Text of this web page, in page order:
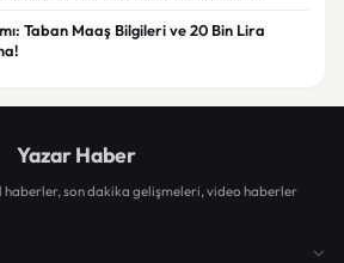
Taban Maaş Bilgileri ve 20 Bin Lira
Yazar Haber
haberler, son dakika gelişmeleri, video haberler